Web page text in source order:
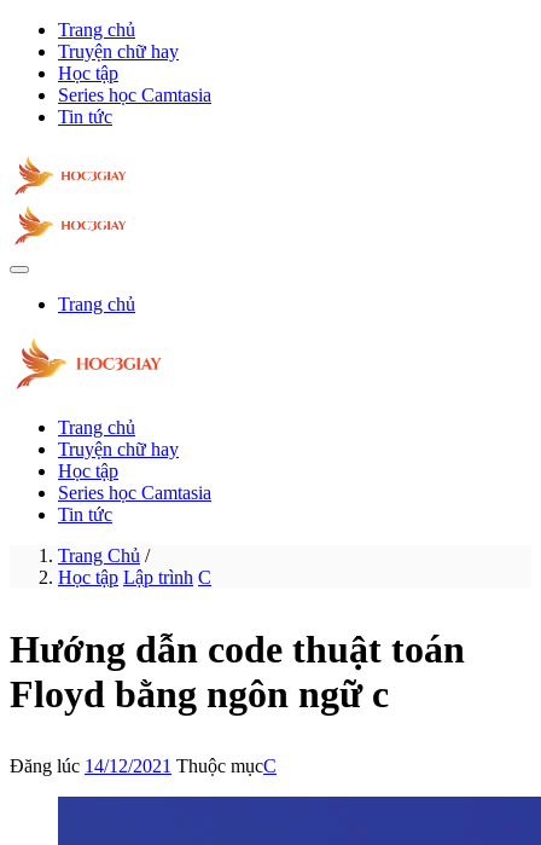
Trang chủ
Truyện chữ hay
Học tập
Series học Camtasia
Tin tức
Trang chủ
Trang chủ
Truyện chữ hay
Học tập
Series học Camtasia
Tin tức
Trang Chủ /
Học tập Lập trình C
Hướng dẫn code thuật toán
Floyd bằng ngôn ngữ c
Đăng lúc 14/12/2021 Thuộc mụcC